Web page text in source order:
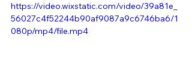
https://video.wixstatic.com/video/39a81e_
56027c4f52244b90af9087a9c6746ba6/1
080p/mp4/file.mp4